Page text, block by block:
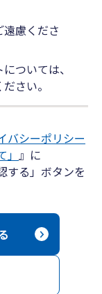
慮くださ
ついては、
さい。
バシーポリシー
』に
する」ボタンを